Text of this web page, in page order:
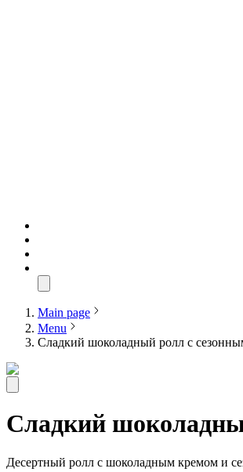
Main page
Menu
Сладкий шоколадный ролл с
Сладкий
Десертный ролл с шоколадным кремом и